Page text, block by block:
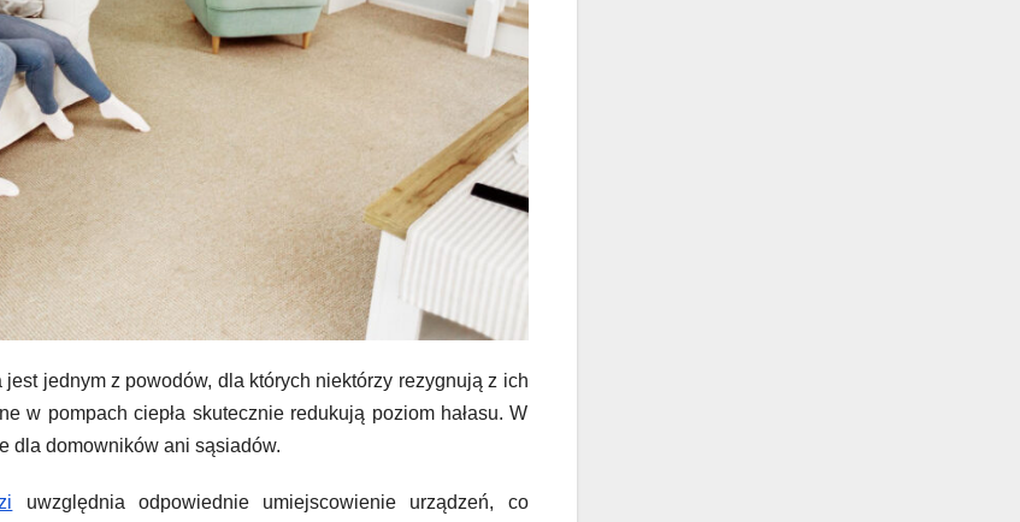
jednym z powodów, dla których niektórzy rezygnują z ich
w pompach ciepła skutecznie redukują poziom hałasu. W
dla domowników ani sąsiadów.
uwzględnia odpowiednie umiejscowienie urządzeń, co